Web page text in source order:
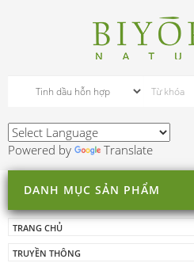
Powered by Translate
DANH MỤC SẢN PHẨM
TRANG CHỦ
TRUYỀN THÔNG